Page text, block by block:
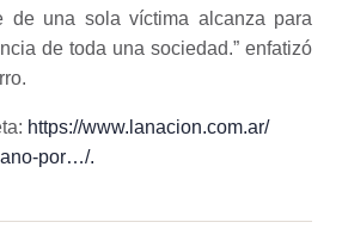
de una sola víctima alcanza para
de toda una sociedad.” enfatizó
https://www.lanacion.com.ar/
por…/.